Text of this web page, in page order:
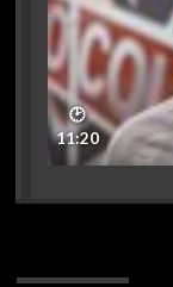
🕑
11:20